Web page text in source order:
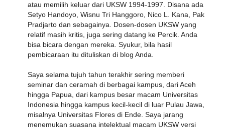
atau memilih keluar dari UKSW 1994-1997. Disana ada
Setyo Handoyo, Wisnu Tri Hanggoro, Nico L. Kana, Pak
Pradjarto dan sebagainya. Dosen-dosen UKSW yang
relatif masih kritis, juga sering datang ke Percik. Anda
bisa bicara dengan mereka. Syukur, bila hasil
pembicaraan itu dituliskan di blog Anda.
Saya selama tujuh tahun terakhir sering memberi
seminar dan ceramah di berbagai kampus, dari Aceh
hingga Papua, dari kampus besar macam Universitas
Indonesia hingga kampus kecil-kecil di luar Pulau Jawa,
misalnya Universitas Flores di Ende. Saya jarang
menemukan suasana intelektual macam UKSW versi